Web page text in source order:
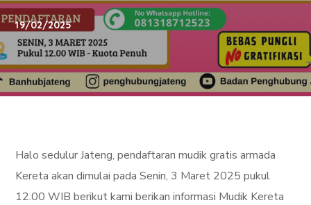
19/02/2025
Halo sedulur Jateng, pendaftaran mudik gratis armada
Kereta akan dimulai pada Senin, 3 Maret 2025 pukul
12.00 WIB berikut kami berikan informasi Mudik Kereta